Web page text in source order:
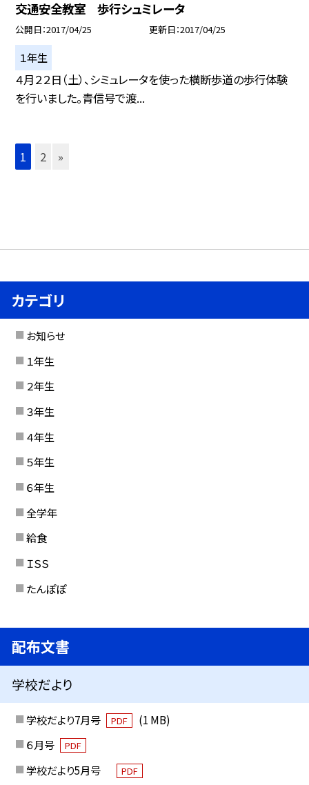
交通安全教室 歩行シュミレータ
公開日 2017/04/25 更新日 2017/04/25
１年生
４月２２日（土）、シミュレータを使った横断歩道の歩行体験
を行いました。青信号で渡...
1 2 »
カテゴリ
お知らせ
１年生
２年生
３年生
４年生
５年生
６年生
全学年
給食
ＩＳＳ
たんぽぽ
配布文書
学校だより
学校だより7月号 PDF
(1 MB)
６月号
PDF
学校だより5月号 PDF